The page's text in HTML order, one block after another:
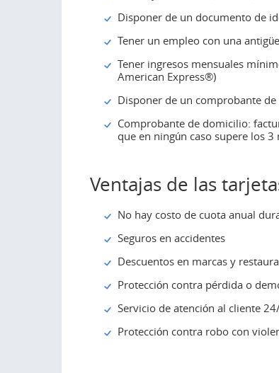
Disponer de un documento de
Tener un empleo con una
Tener ingresos mensuales
American Express®)
Disponer de un comprobante
Comprobante de domicilio:
que en ningún caso supere los 3
Ventajas de las
No hay costo de cuota anual
Seguros en accidentes
Descuentos en marcas y
Protección contra pérdida o
Servicio de atención al cliente
Protección contra robo con